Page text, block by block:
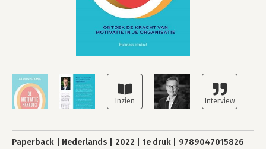
Paperback Nederlands 2022 1e druk 9789047015826